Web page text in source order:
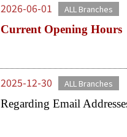
2026-06-01 ALL Branches
Current Opening Hours
2025-12-30 ALL Branches
Regarding Email